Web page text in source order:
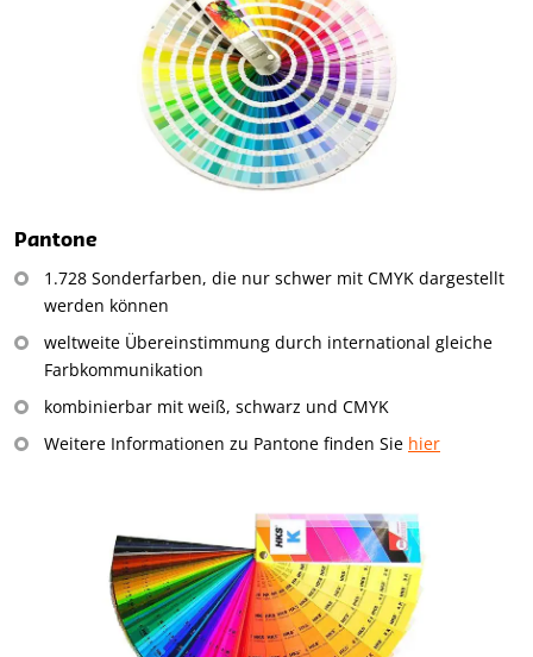
Pantone
1.728 Sonderfarben, die nur schwer mit CMYK dargestellt
werden können
weltweite Übereinstimmung durch international gleiche
Farbkommunikation
kombinierbar mit weiß, schwarz und CMYK
Weitere Informationen zu Pantone finden Sie hier